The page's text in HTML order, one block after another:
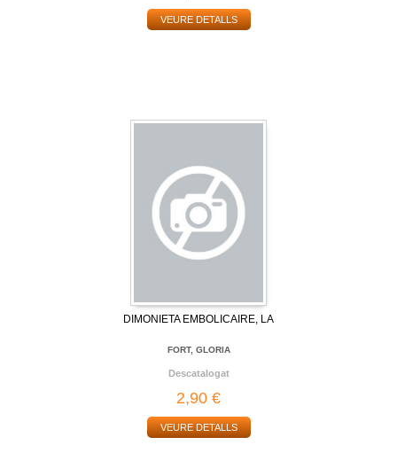
VEURE DETALLS
DIMONIETA EMBOLICAIRE, LA
FORT, GLORIA
Descatalogat
2,90 €
VEURE DETALLS